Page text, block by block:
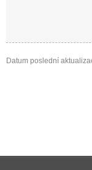
Datum poslední